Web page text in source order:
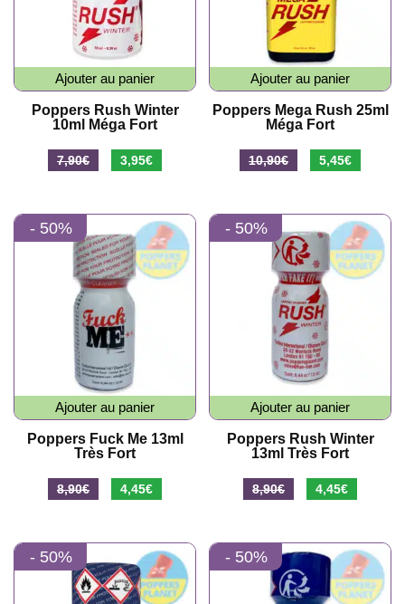
Ajouter au panier
Poppers Rush Winter
10ml Méga Fort
7,90€ 3,95€
Ajouter au panier
Poppers Mega Rush 25ml
Méga Fort
10,90€ 5,45€
- 50%
Ajouter au panier
Poppers Fuck Me 13ml
Très Fort
8,90€ 4,45€
- 50%
Ajouter au panier
Poppers Rush Winter
13ml Très Fort
8,90€ 4,45€
- 50% - 50%